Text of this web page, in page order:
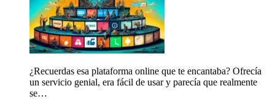
¿Recuerdas esa plataforma online que te encantaba? Ofrecía
un servicio genial, era fácil de usar y parecía que realmente
se…